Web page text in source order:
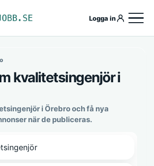
Logga in
kvalitetsingenjör i
i Örebro och få nya
när de publiceras.